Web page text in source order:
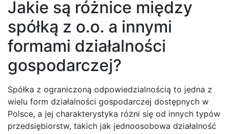
Jakie są różnice między
spółką z o.o. a innymi
formami działalności
gospodarczej?
Spółka z ograniczoną odpowiedzialnością to jedna z
wielu form działalności gospodarczej dostępnych w
Polsce, a jej charakterystyka różni się od innych typów
przedsiębiorstw, takich jak jednoosobowa działalność